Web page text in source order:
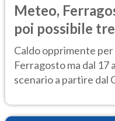
Meteo,
poi possibile
Caldo opprimente
Ferragosto ma dal 17
scenario a partire dal